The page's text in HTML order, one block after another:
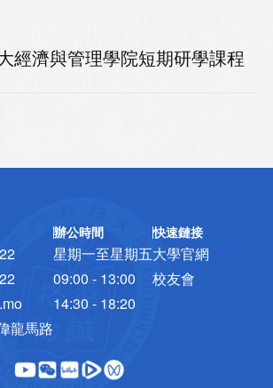
經濟與管理學院短期研學課程
龍馬路
辦公時間
星期一至星期五
09:00 - 13:00
14:30 - 18:20
快速鏈接
大學官網
校友會